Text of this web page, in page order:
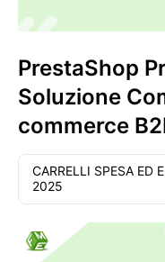
PrestaShop
Soluzione
commerce
CARRELLI SPESA ED
2025